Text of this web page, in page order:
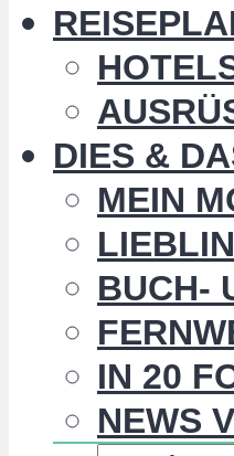
DIES &
MEIN
BUCH-
IN 20
NEWS